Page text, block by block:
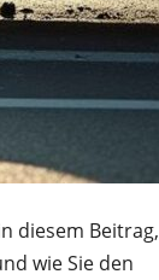
diesem Beitrag,
wie Sie den